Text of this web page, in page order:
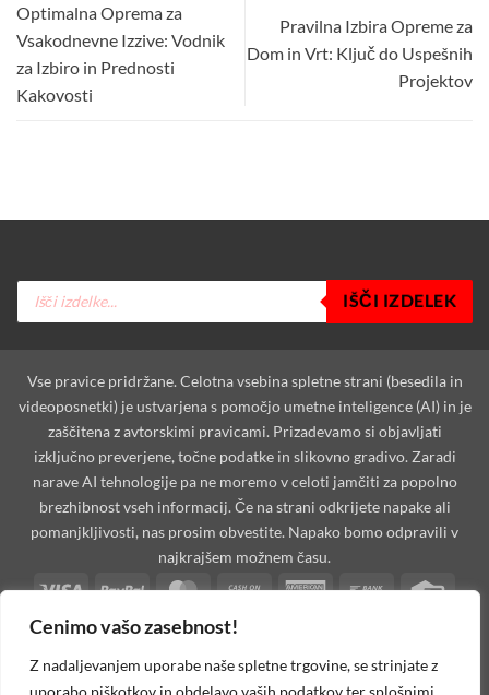
Cenimo vašo zasebnost!
Z nadaljevanjem uporabe naše spletne trgovine, se strinjate z
uporabo piškotkov in obdelavo vaših podatkov ter splošnimi
Optimalna Oprema za
Vsakodnevne Izzive: Vodnik
za Izbiro in Prednosti
Kakovosti
Pravilna Izbira Opreme za
Dom in Vrt: Ključ do Uspešnih
Projektov
Products
search
IŠČI IZDELEK
Vse pravice pridržane. Celotna vsebina spletne strani (besedila in
videoposnetki) je ustvarjena s pomočjo umetne inteligence (AI) in je
zaščitena z avtorskimi pravicami. Prizadevamo si objavljati
izključno preverjene, točne podatke in slikovno gradivo. Zaradi
narave AI tehnologije pa ne moremo v celoti jamčiti za popolno
brezhibnost vseh informacij. Če na strani odkrijete napake ali
pomanjkljivosti, nas prosim obvestite. Napako bomo odpravili v
najkrajšem možnem času.
Visa
PayPal MasterCard
Cash
AmericanBank
Dinners DiscoverMaestro
Apple
Pay
Cash
on
Credit
Card
Google
Pay
PayPal
2
Stripe